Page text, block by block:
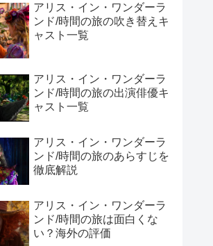
アリス・イン・ワンダーラ
ンド/時間の旅の吹き替えキ
ャスト一覧
アリス・イン・ワンダーラ
ンド/時間の旅の出演俳優キ
ャスト一覧
アリス・イン・ワンダーラ
ンド/時間の旅のあらすじを
徹底解説
アリス・イン・ワンダーラ
ンド/時間の旅は面白くな
い？海外の評価